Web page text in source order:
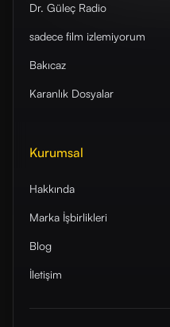
Dr. Güleç Radio
sadece film izlemiyorum
Bakıcaz
Karanlık Dosyalar
Kurumsal
Hakkında
Marka İşbirlikleri
Blog
İletişim